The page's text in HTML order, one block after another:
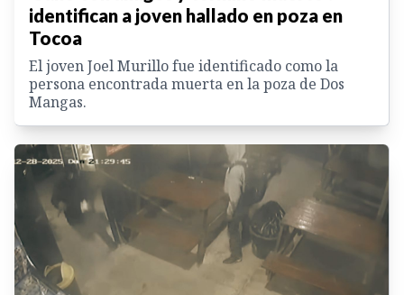
identifican a joven hallado en poza en
Tocoa
El joven Joel Murillo fue identificado como la
persona encontrada muerta en la poza de Dos
Mangas.